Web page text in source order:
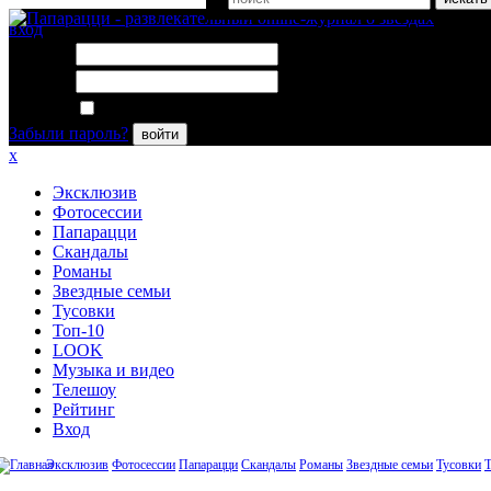
вход
Забыли пароль?
войти
x
Эксклюзив
Фотосессии
Папарацци
Скандалы
Романы
Звездные семьи
Тусовки
Топ-10
LOOK
Музыка и видео
Телешоу
Рейтинг
Вход
Эксклюзив Фотосессии Папарацци Скандалы Романы Звездные семьи Тусовки